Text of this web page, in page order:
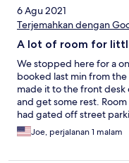
6 Agu 2021
Terjemahkan dengan
A lot of room for
We stopped here for a
booked last min from
made it to the front desk
and get some rest.
had gated off street
walking distance. It was
Joe, perjalanan 1 malam